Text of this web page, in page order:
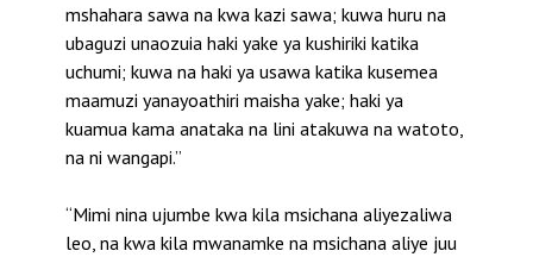
mshahara sawa na kwa kazi sawa; kuwa huru na
ubaguzi unaozuia haki yake ya kushiriki katika
uchumi; kuwa na haki ya usawa katika kusemea
maamuzi yanayoathiri maisha yake; haki ya
kuamua kama anataka na lini atakuwa na watoto,
na ni wangapi.”
“Mimi nina ujumbe kwa kila msichana aliyezaliwa
leo, na kwa kila mwanamke na msichana aliye juu